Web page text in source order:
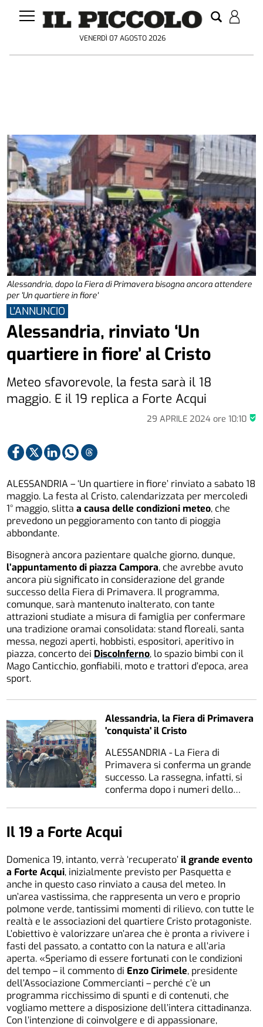
VENERDÌ 07 AGOSTO 2026
Alessandria, dopo la Fiera di Primavera bisogna ancora attendere
per 'Un quartiere in fiore'
29 APRILE 2024 ore 10:10
L'ANNUNCIO
Alessandria, rinviato ‘Un
quartiere in fiore’ al Cristo
Meteo sfavorevole, la festa sarà il 18
maggio. E il 19 replica a Forte Acqui
ALESSANDRIA – ‘Un quartiere in fiore’ rinviato a sabato 18
maggio. La festa al Cristo, calendarizzata per mercoledì
1° maggio, slitta a causa delle condizioni meteo, che
prevedono un peggioramento con tanto di pioggia
abbondante.
Bisognerà ancora pazientare qualche giorno, dunque,
l’appuntamento di piazza Campora, che avrebbe avuto
ancora più significato in considerazione del grande
successo della Fiera di Primavera. Il programma,
comunque, sarà mantenuto inalterato, con tante
attrazioni studiate a misura di famiglia per confermare
una tradizione oramai consolidata: stand floreali, santa
messa, negozi aperti, hobbisti, espositori, aperitivo in
piazza, concerto dei DiscoInferno, lo spazio bimbi con il
Mago Canticchio, gonfiabili, moto e trattori d’epoca, area
sport.
Alessandria, la Fiera di Primavera
'conquista' il Cristo
ALESSANDRIA - La Fiera di
Primavera si conferma un grande
successo. La rassegna, infatti, si
conferma dopo i numeri dello…
Il 19 a Forte Acqui
Domenica 19, intanto, verrà ‘recuperato’il grande evento
a Forte Acqui, inizialmente previsto per Pasquetta e
anche in questo caso rinviato a causa del meteo. In
un’area vastissima, che rappresenta un vero e proprio
polmone verde, tantissimi momenti di rilievo, con tutte le
realtà e le associazioni del quartiere Cristo protagoniste.
L’obiettivo è valorizzare un’area che è pronta a rivivere i
fasti del passato, a contatto con la natura e all’aria
aperta. «Speriamo di essere fortunati con le condizioni
del tempo – il commento di Enzo Cirimele, presidente
dell’Associazione Commercianti – perché c’è un
programma ricchissimo di spunti e di contenuti, che
vogliamo mettere a disposizione dell’intera cittadinanza.
Con l’intenzione di coinvolgere e di appassionare,